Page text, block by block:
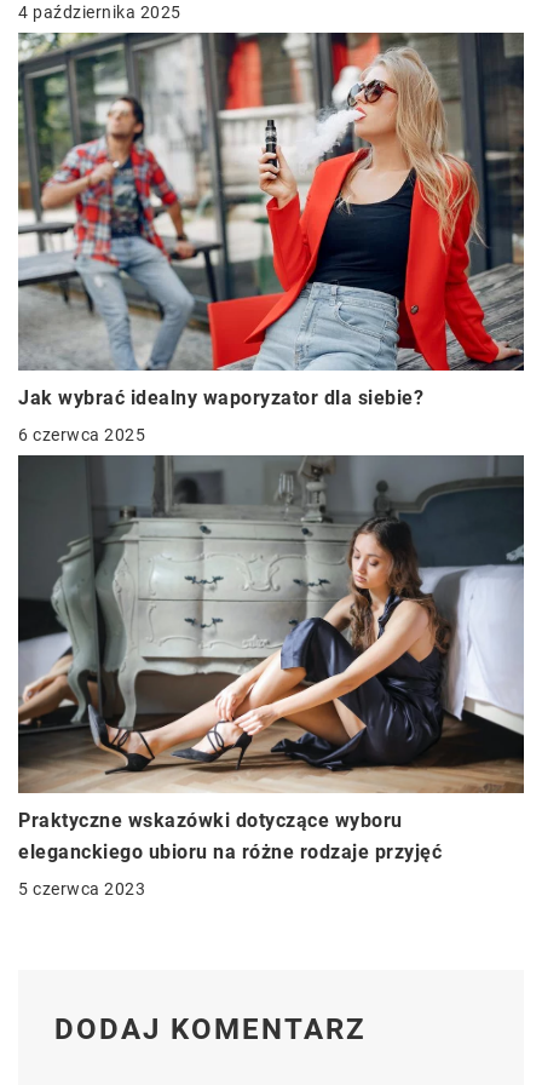
4 października 2025
Jak wybrać idealny waporyzator dla siebie?
6 czerwca 2025
Praktyczne wskazówki dotyczące wyboru
eleganckiego ubioru na różne rodzaje przyjęć
5 czerwca 2023
DODAJ KOMENTARZ